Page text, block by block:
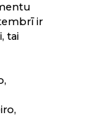
ir
tai